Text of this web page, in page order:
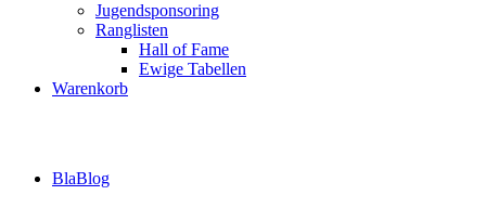
Jugendsponsoring
Ranglisten
Hall of Fame
Ewige Tabellen
Warenkorb
BlaBlog